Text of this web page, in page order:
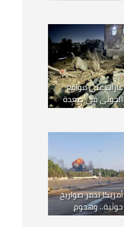
بقصف منزله؟
غارات على مواقع
الحوثي في صعدة
وعمران.. ومسؤول
تتوقف
أمريكا تدمر صواريخ
حوثية.. وهجوم
يستهدف سفينة شرق